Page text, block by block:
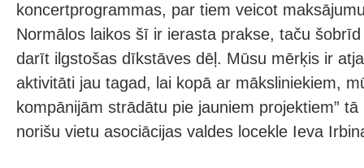
koncertprogrammas, par tiem veicot
Normālos laikos šī ir ierasta prakse, taču
darīt ilgstošas dīkstāves dēļ. Mūsu mērķis ir
aktivitāti jau tagad, lai kopā ar māksliniekiem,
kompānijām strādātu pie jauniem projektiem”
norišu vietu asociācijas valdes locekle Ieva